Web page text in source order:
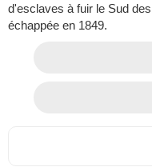
d'esclaves à fuir le Sud
échappée en 1849.